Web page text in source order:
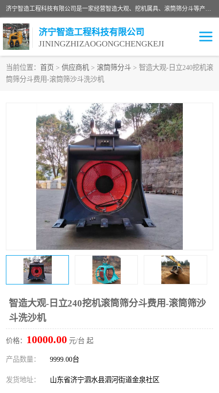
济宁智造工程科技有限公司是一家经营智造大观、挖机属具、滚筒筛分斗等产品的滑移装载机厂家。济宁智造工程科技有限公司奉行以质量赢得用户，诚信为本，互利共赢的宗旨，依靠雄厚的技术力量，科学的管理制度，先进的加工检测设备，始终坚持以客户为中心，免费咨询！
济宁智造工程科技有限公司
JININGZHIZAOGONGCHENGKEJI
当前位置： 首页 > 供应商机 > 滚筒筛分斗 > 智造大观-日立240挖机滚
筒筛分斗费用-滚筒筛沙斗洗沙机
智造大观-日立240挖机滚筒筛分斗费用-滚筒筛沙
斗洗沙机
价格： 10000.00 元/台 起
产品数量： 9999.00台
发货地址： 山东省济宁泗水县泗河街道金泉社区
振动夯
移动破碎机
滚筒筛分斗 粉碎钳
液压剪 土壤修复
铣刨机 开沟机
破碎机
打桩机 压路机
枕木机 滑移装载机
清扫器 割草机
挖树机 拓荒机
滚筒筛